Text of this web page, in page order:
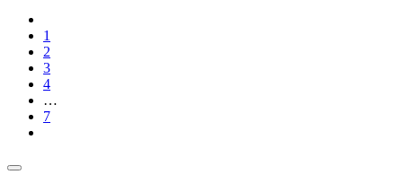
1
2
3
4
…
7